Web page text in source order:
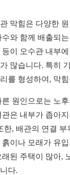
막힘은 다양한
수와 함께 배출되
등이 오수관 내부
많습니다. 특히
를 형성하여, 막
른 원인으로는 노
관은 내부가 좁아
한, 배관의 연결
흙이나 모래가 유
래된 주택이 많아,
다.